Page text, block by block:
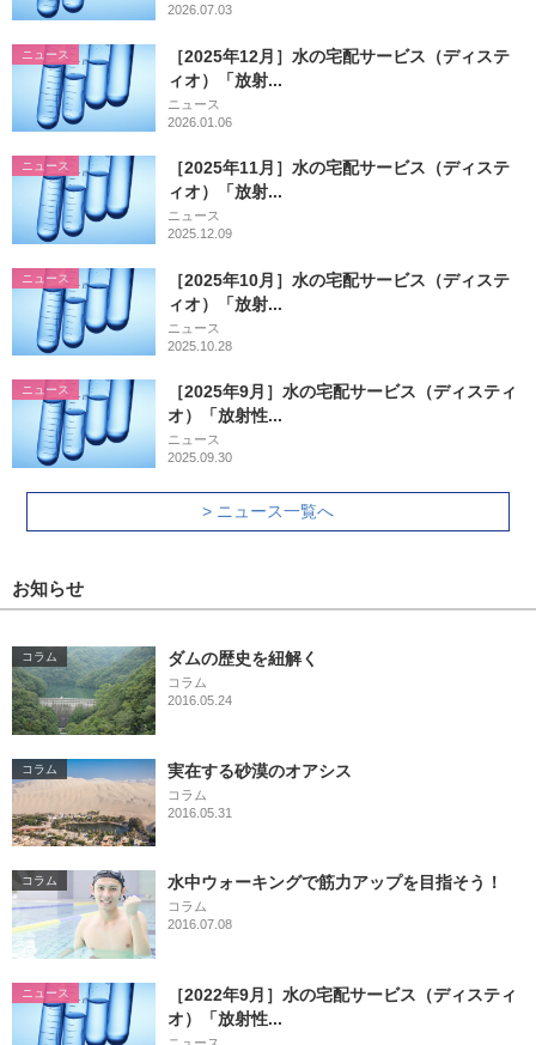
2026.07.03
ニュース
［2025年12月］水の宅配サービス（ディステ
ィオ）「放射...
ニュース
2026.01.06
ニュース
［2025年11月］水の宅配サービス（ディステ
ィオ）「放射...
ニュース
2025.12.09
ニュース
［2025年10月］水の宅配サービス（ディステ
ィオ）「放射...
ニュース
2025.10.28
ニュース
［2025年9月］水の宅配サービス（ディスティ
オ）「放射性...
ニュース
2025.09.30
> ニュース一覧へ
お知らせ
コラム ダムの歴史を紐解く
コラム
2016.05.24
コラム 実在する砂漠のオアシス
コラム
2016.05.31
コラム 水中ウォーキングで筋力アップを目指そう！
コラム
2016.07.08
ニュース
［2022年9月］水の宅配サービス（ディスティ
オ）「放射性...